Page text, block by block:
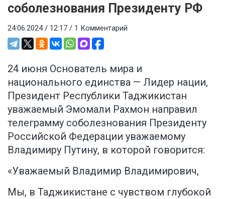
соболезнования Президенту РФ
24.06.2024 / 12:17 / 1 Комментарий
24 июня Основатель мира и
национального единства — Лидер нации,
Президент Республики Таджикистан
уважаемый Эмомали Рахмон направил
телеграмму соболезнования Президенту
Российской Федерации уважаемому
Владимиру Путину, в которой говорится:
«Уважаемый Владимир Владимирович,
Мы, в Таджикистане с чувством глубокой